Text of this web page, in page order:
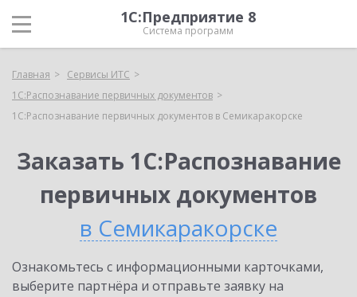
1С:Предприятие 8
Система программ
Главная
Сервисы ИТС
1С:Распознавание первичных документов
1С:Распознавание первичных документов в Семикаракорске
Заказать 1С:Распознавание
первичных документов
в Семикаракорске
Ознакомьтесь с информационными карточками,
выберите партнёра и отправьте заявку на